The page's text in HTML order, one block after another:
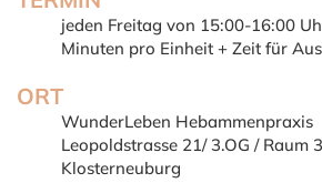
jeden Freitag von 15:00-16:00
Minuten pro Einheit + Zeit für
ORT
WunderLeben Hebammenpraxis
Leopoldstrasse 21/ 3.OG / Raum
Klosterneuburg